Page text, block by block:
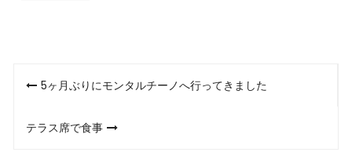
投
ナ
5ヶ月ぶりにモンタルチーノへ行ってきました
テラス席で食事